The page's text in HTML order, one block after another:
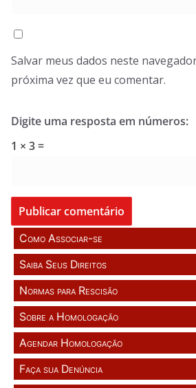
Salvar meus dados neste
próxima vez que eu comentar.
Digite uma resposta em números:
1 × 3 =
Como Associar-se
Saiba Seus Direitos
Normas para Rescisão
Sobre a Homologação
Agendar Homologação
Faça sua Denúncia